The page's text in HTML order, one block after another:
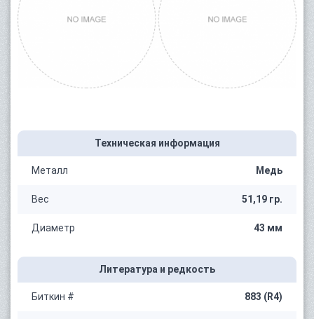
Техническая информация
Металл Медь
Вес 51,19 гр.
Диаметр 43 мм
Литература и редкость
Биткин # 883 (R4)